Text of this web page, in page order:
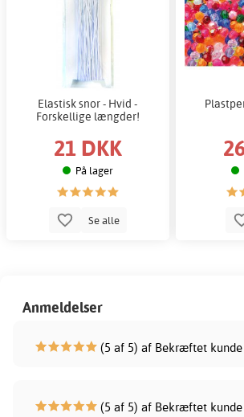
Elastisk snor - Hvid -
Forskellige længder!
21 DKK
På lager
Se alle
Anmeldelser
(5 af 5) af Bekræftet kunde
(5 af 5) af Bekræftet kunde